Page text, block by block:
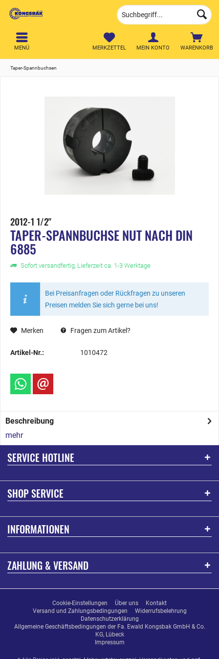
WARENKORB
MERKZETTEL MEIN KONTO
MENÜ
Taper-Spannbuchsen
2012-1 1/2"
TAPER-SPANNBUCHSE NUT NACH DIN
6885
Sofort versandfertig, Lieferzeit ca. 1-3 Werktage
Bei Preisanfragen oder Rückfragen zu unseren
Preisen melden Sie sich gerne bei uns!
Merken Fragen zum Artikel?
Artikel-Nr.: 1010472
Beschreibung
mehr
SERVICE HOTLINE
SHOP SERVICE
INFORMATIONEN
ZAHLUNG & VERSAND
Cookie-Einstellungen Über uns
Kontakt
Versand und Zahlungsbedingungen
Widerrufsbelehrung
Datenschutzerklärung
Allgemeine Geschäftsbedingungen der Fa. Ewald Kongsbak GmbH & Co.
KG, Lübeck
Impressum